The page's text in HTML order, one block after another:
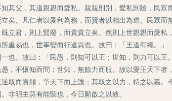
父，其道親親而愛私。親親則別，愛私則險，民眾
矣。凡仁者以愛利為務，而賢者以相出為道。民眾
立君，則上賢廢，而貴貴立矣。然則上世親親而愛
重易也，世事變而行道異也。故曰：「王道有繩。」
。故曰：「民愚，則知可以王；世知，則力可以王
，不懷知而問；世知，無餘力而服。故以愛王天下
取而貴順，爭天下而上讓；其取之以力，持之以義
非明主莫有能聽也，今日願啟之以效。